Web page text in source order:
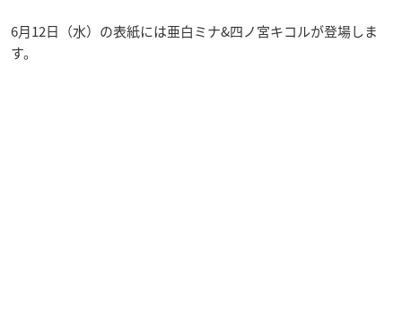
6月12日（水）の表紙には亜白ミナ&四ノ宮キコルが登場しま
す。